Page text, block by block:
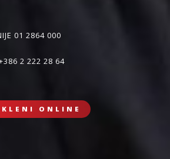
01 2864 000
2 222 28 64
ONLINE